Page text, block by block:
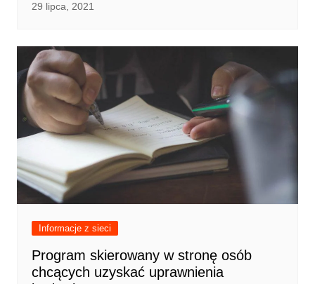
29 lipca, 2021
Informacje z sieci
Program skierowany w stronę osób
chcących uzyskać uprawnienia